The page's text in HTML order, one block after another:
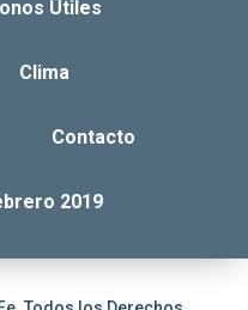
Útiles
Clima
Contacto
2019